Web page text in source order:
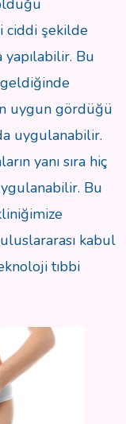
ciddi şekilde
yapılabilir. Bu
uygun gördüğü
uygulanabilir.
yanı sıra hiç
Bu
kabul
tıbbi